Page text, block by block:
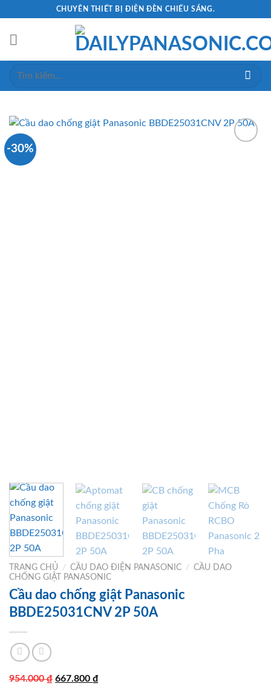
content
CHUYÊN THIẾT BỊ ĐIỆN ĐÈN CHIẾU SÁNG.
Tìm
-30%
TRANG CHỦ / CẦU DAO ĐIỆN PANASONIC / CẦU DAO
CHỐNG GIẬT PANASONIC
Cầu dao chống giật Panasonic
BBDE25031CNV 2P 50A
954.000₫ Giá
667.800 ₫Giá